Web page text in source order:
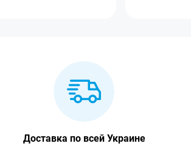
Доставка по всей Украине